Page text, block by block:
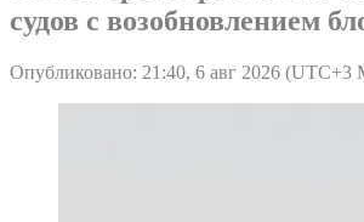
судов с возобновлением
Опубликовано: 21:40, 6 авг 2026 (UTC+3